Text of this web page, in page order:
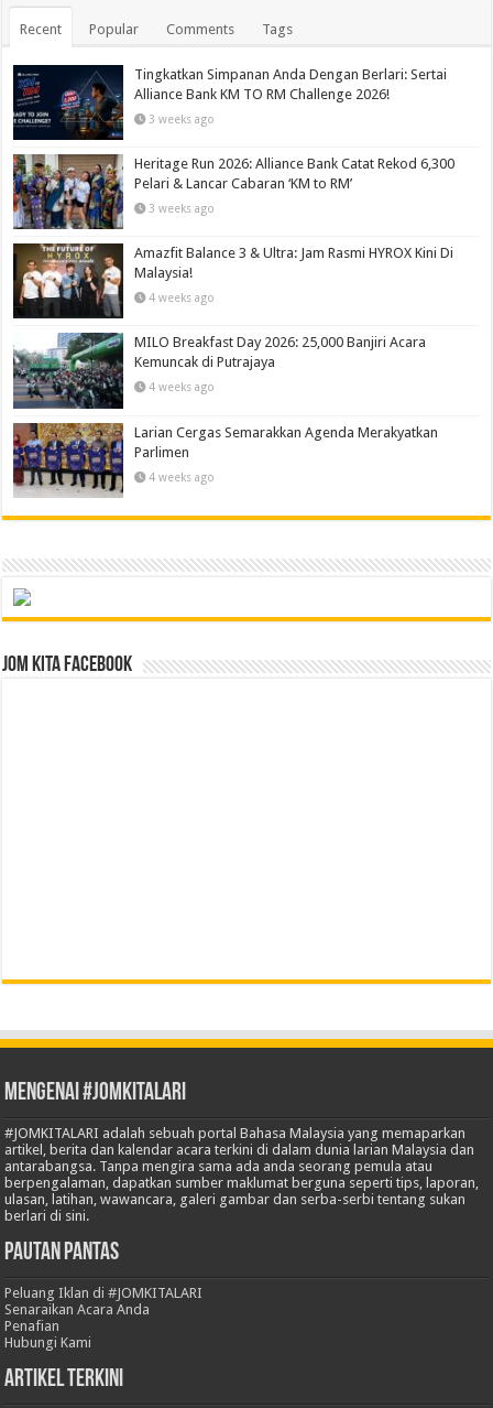
Recent Popular Comments Tags
Tingkatkan Simpanan Anda Dengan Berlari: Sertai
Alliance Bank KM TO RM Challenge 2026!
3 weeks ago
Heritage Run 2026: Alliance Bank Catat Rekod 6,300
Pelari & Lancar Cabaran ‘KM to RM’
3 weeks ago
Amazfit Balance 3 & Ultra: Jam Rasmi HYROX Kini Di
Malaysia!
4 weeks ago
MILO Breakfast Day 2026: 25,000 Banjiri Acara
Kemuncak di Putrajaya
4 weeks ago
Larian Cergas Semarakkan Agenda Merakyatkan
Parlimen
4 weeks ago
Jom Kita Facebook
Mengenai #JOMKITALARI
#JOMKITALARI adalah sebuah portal Bahasa Malaysia yang memaparkan
artikel, berita dan kalendar acara terkini di dalam dunia larian Malaysia dan
antarabangsa. Tanpa mengira sama ada anda seorang pemula atau
berpengalaman, dapatkan sumber maklumat berguna seperti tips, laporan,
ulasan, latihan, wawancara, galeri gambar dan serba-serbi tentang sukan
berlari di sini.
Pautan Pantas
Peluang Iklan di #JOMKITALARI
Senaraikan Acara Anda
Penafian
Hubungi Kami
Artikel Terkini